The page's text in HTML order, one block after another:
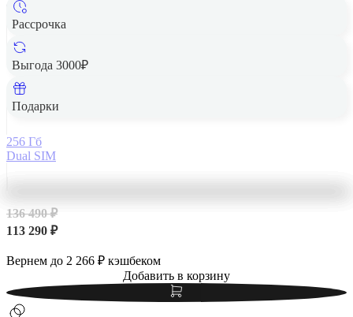
Рассрочка
Выгода 3000₽
Подарки
Apple iPhone 14 Pro Max 256Gb Dual SIM Deep Purple,
256 Гб
Dual SIM
136 490 ₽
113 290 ₽
Вернем до 2 266 ₽ кэшбеком
Добавить в корзину